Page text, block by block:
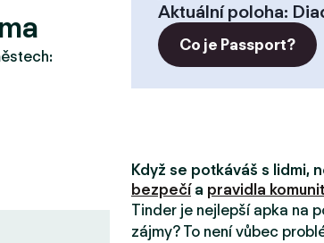
Aktuální poloha:
Co je Passport?
Když se potkáváš s lidmi,
bezpečía pravidla
Tinder je nejlepší apka na
zájmy? To není vůbec